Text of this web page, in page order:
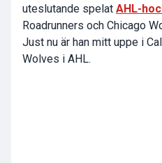
uteslutande spelat AHL-
Roadrunners och Chicago
Just nu är han mitt uppe i
Wolves i AHL.